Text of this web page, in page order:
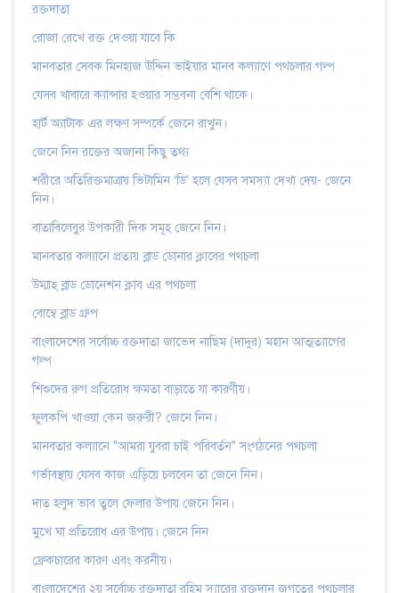
রক্তদাতা
রোজা রেখে রক্ত দেওয়া যাবে কি
মানবতার সেবক মিনহাজ উদ্দিন ভাইয়ার মানব কল্যাণে পথচলার গল্প
যেসব খাবারে ক্যান্সার হওয়ার সম্ভবনা বেশি থাকে।
হার্ট অ্যাটাক এর লক্ষণ সম্পর্কে জেনে রাখুন।
জেনে নিন রক্তের অজানা কিছু তথ্য
শরীরে অতিরিক্তমাত্রায় ভিটামিন ‘ডি’ হলে যেসব সমস্যা দেখা দেয়- জেনে
নিন।
বাতাবিলেবুর উপকারী দিক সমূহ জেনে নিন।
মানবতার কল্যানে প্রত্যয় ব্লাড ডোনার ক্লাবের পথচলা
উম্মাহ্‌ ব্লাড ডোনেশন ক্লাব এর পথচলা
বোম্বে ব্লাড গ্রুপ
বাংলাদেশের সর্বোচ্চ রক্তদাতা জাভেদ নাছিম (দাদুর) মহান আত্মত্যাগের
গল্প
শিশুদের রুগ প্রতিরোধ ক্ষমতা বাড়াতে যা কারণীয়।
ফুলকপি খাওয়া কেন জরুরী? জেনে নিন।
মানবতার কল্যানে "আমরা যুবরা চাই পরিবর্তন" সংগঠনের পথচলা
গর্ভাবস্থায় যেসব কাজ এড়িয়ে চলবেন তা জেনে নিন।
দাত হলুদ ভাব তুলে ফেলার উপায় জেনে নিন।
মুখে ঘা প্রতিরোধ এর উপায়। জেনে নিন
ফ্রেকচারের কারণ এবং করনীয়।
বাংলাদেশের ২য় সর্বোচ্চ রক্তদাতা রহিম স্যারের রক্তদান জগতের পথচলার